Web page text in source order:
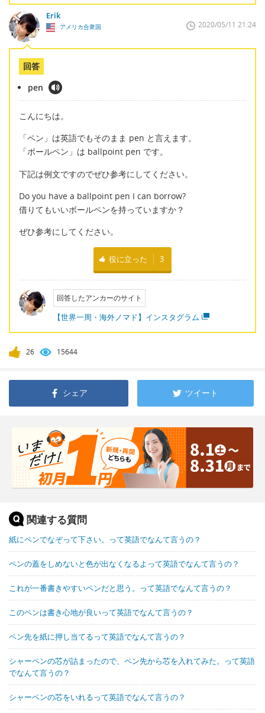
Erik
アメリカ合衆国 2020/05/11 21:24
回答
pen
こんにちは。
「ペン」は英語でもそのまま pen と言えます。
「ボールペン」は ballpoint pen です。
下記は例文ですのでぜひ参考にしてください。
Do you have a ballpoint pen I can borrow?
借りてもいいボールペンを持っていますか？
ぜひ参考にしてください。
役に立った 3
回答したアンカーのサイト
【世界一周・海外ノマド】インスタグラム
26 15644
シェア ツイート
関連する質問
紙にペンでなぞって下さい。って英語でなんて言うの？
ペンの蓋をしめないと色が出なくなるよって英語でなんて言うの？
これが一番書きやすいペンだと思う。って英語でなんて言うの？
このペンは書き心地が良いって英語でなんて言うの？
ペン先を紙に押し当てるって英語でなんて言うの？
シャーペンの芯が詰まったので、ペン先から芯を入れてみた。って英語
でなんて言うの？
シャーペンの芯をいれるって英語でなんて言うの？